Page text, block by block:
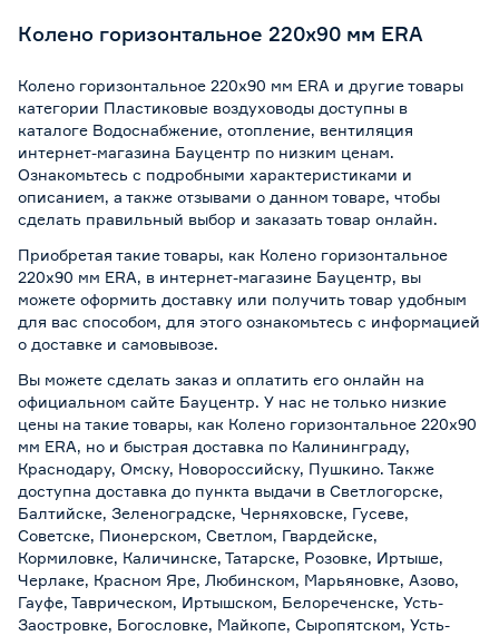
Колено горизонтальное 220х90 мм ERA
Колено горизонтальное 220х90 мм ERA и другие товары
категории Пластиковые воздуховоды доступны в
каталоге Водоснабжение, отопление, вентиляция
интернет-магазина Бауцентр по низким ценам.
Ознакомьтесь с подробными характеристиками и
описанием, а также отзывами о данном товаре, чтобы
сделать правильный выбор и заказать товар онлайн.
Приобретая такие товары, как Колено горизонтальное
220х90 мм ERA, в интернет-магазине Бауцентр, вы
можете оформить доставку или получить товар удобным
для вас способом, для этого ознакомьтесь с информацией
о доставке и самовывозе.
Вы можете сделать заказ и оплатить его онлайн на
официальном сайте Бауцентр. У нас не только низкие
цены на такие товары, как Колено горизонтальное 220х90
мм ERA, но и быстрая доставка по Калининграду,
Краснодару, Омску, Новороссийску, Пушкино. Также
доступна доставка до пункта выдачи в Светлогорске,
Балтийске, Зеленоградске, Черняховске, Гусеве,
Советске, Пионерском, Светлом, Гвардейске,
Кормиловке, Каличинске, Татарске, Розовке, Иртыше,
Черлаке, Красном Яре, Любинском, Марьяновке, Азово,
Гауфе, Таврическом, Иртышском, Белореченске, Усть-
Заостровке, Богословке, Майкопе, Сыропятском, Усть-